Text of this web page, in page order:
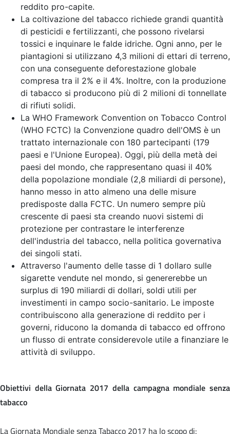
reddito pro-capite.
La coltivazione del tabacco richiede grandi quantità
di pesticidi e fertilizzanti, che possono rivelarsi
tossici e inquinare le falde idriche. Ogni anno, per le
piantagioni si utilizzano 4,3 milioni di ettari di terreno,
con una conseguente deforestazione globale
compresa tra il 2% e il 4%. Inoltre, con la produzione
di tabacco si producono più di 2 milioni di tonnellate
di rifiuti solidi.
La WHO Framework Convention on Tobacco Control
(WHO FCTC) la Convenzione quadro dell'OMS è un
trattato internazionale con 180 partecipanti (179
paesi e l'Unione Europea). Oggi, più della metà dei
paesi del mondo, che rappresentano quasi il 40%
della popolazione mondiale (2,8 miliardi di persone),
hanno messo in atto almeno una delle misure
predisposte dalla FCTC. Un numero sempre più
crescente di paesi sta creando nuovi sistemi di
protezione per contrastare le interferenze
dell'industria del tabacco, nella politica governativa
dei singoli stati.
Attraverso l'aumento delle tasse di 1 dollaro sulle
sigarette vendute nel mondo, si genererebbe un
surplus di 190 miliardi di dollari, soldi utili per
investimenti in campo socio-sanitario. Le imposte
contribuiscono alla generazione di reddito per i
governi, riducono la domanda di tabacco ed offrono
un flusso di entrate considerevole utile a finanziare le
attività di sviluppo.
Obiettivi della Giornata 2017 della campagna mondiale senza
tabacco
La Giornata Mondiale senza Tabacco 2017 ha lo scopo di: